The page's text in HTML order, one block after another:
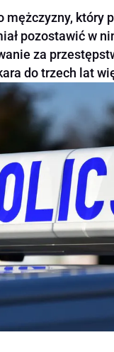
mężczyzny, który
pozostawić w
za
do trzech lat